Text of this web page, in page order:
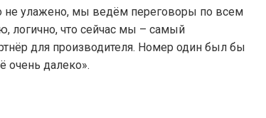
не улажено, мы ведём переговоры по всем
логично, что сейчас мы – самый
для производителя. Номер один был бы
далеко».